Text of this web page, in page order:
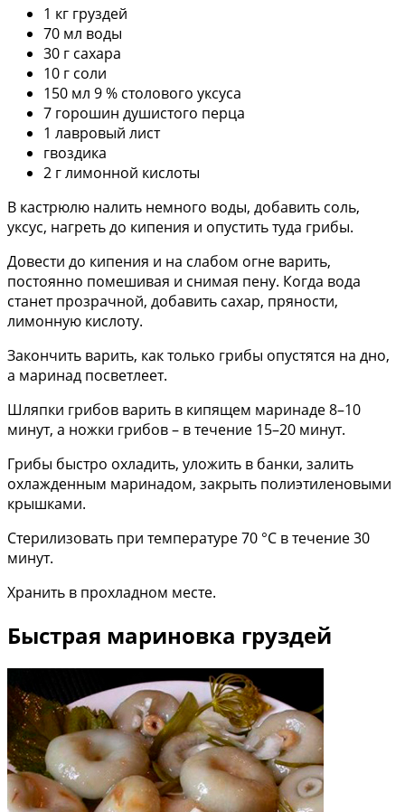
1 кг груздей
70 мл воды
30 г сахара
10 г соли
150 мл 9 % столового уксуса
7 горошин душистого перца
1 лавровый лист
гвоздика
2 г лимонной кислоты
В кастрюлю налить немного воды, добавить соль,
уксус, нагреть до кипения и опустить туда грибы.
Довести до кипения и на слабом огне варить,
постоянно помешивая и снимая пену. Когда вода
станет прозрачной, добавить сахар, пряности,
лимонную кислоту.
Закончить варить, как только грибы опустятся на дно,
а маринад посветлеет.
Шляпки грибов варить в кипящем маринаде 8–10
минут, а ножки грибов – в течение 15–20 минут.
Грибы быстро охладить, уложить в банки, залить
охлажденным маринадом, закрыть полиэтиленовыми
крышками.
Стерилизовать при температуре 70 °C в течение 30
минут.
Хранить в прохладном месте.
Быстрая мариновка груздей